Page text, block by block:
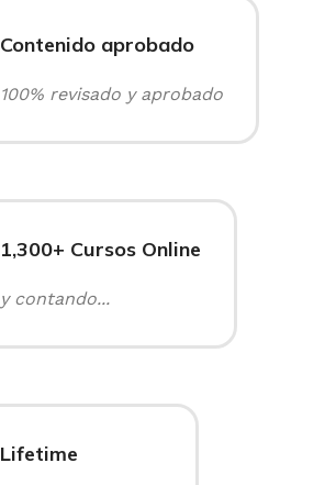
Contenido aprobado
100% revisado y aprobado
1,300+ Cursos Online
y contando...
Lifetime